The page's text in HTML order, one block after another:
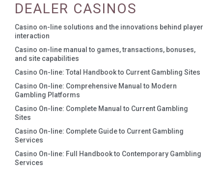
DEALER CASINOS
Casino on-line solutions and the innovations behind player
interaction
Casino on-line manual to games, transactions, bonuses,
and site capabilities
Casino On-line: Total Handbook to Current Gambling Sites
Casino On-line: Comprehensive Manual to Modern
Gambling Platforms
Casino On-line: Complete Manual to Current Gambling
Sites
Casino On-line: Complete Guide to Current Gambling
Services
Casino On-line: Full Handbook to Contemporary Gambling
Services